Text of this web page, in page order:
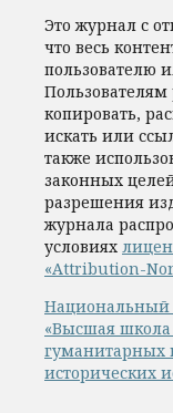
Это журнал с
что весь
пользователю
Пользователям
копировать,
искать или
также
законных
разрешения
журнала
условиях
«Attribution-
Национальный
«Высшая
гуманитарных
исторических